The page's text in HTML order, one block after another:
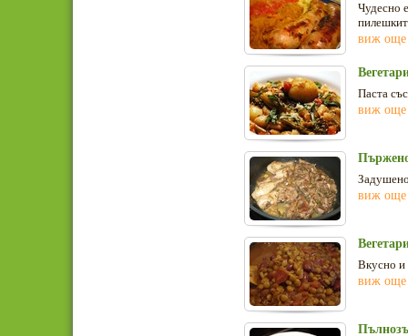
Чудесно
виж още
Паста
виж още
виж още
Вкусно и
виж още